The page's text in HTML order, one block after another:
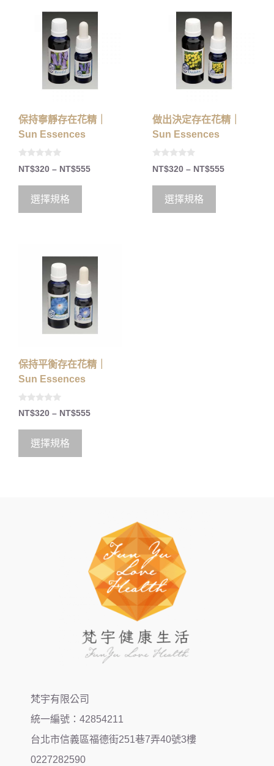
保持寧靜存在花精｜
Sun Essences
0
o
t
5
NT$320 – NT$555
選擇規格
做出決定存在花精｜
Sun Essences
0
o
t
5
NT$320 – NT$555
選擇規格
保持平衡存在花精｜
Sun Essences
0
o
5
NT$320 – NT$555
選擇規格
梵宇有限公司
統一編號：42854211
台北市信義區福德街251巷7弄40號3樓
0227282590